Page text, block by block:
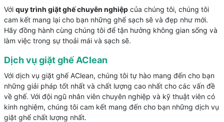
Với quy trình giặt ghế chuyên nghiệpcủa chúng tôi, chúng tôi
cam kết mang lại cho bạn những ghế sạch sẽ và đẹp như mới.
Hãy đồng hành cùng chúng tôi để tận hưởng không gian sống và
làm việc trong sự thoải mái và sạch sẽ.
Dịch vụ giặt ghế AClean
Với dịch vụ giặt ghế AClean, chúng tôi tự hào mang đến cho bạn
những giải pháp tốt nhất và chất lượng cao nhất cho các vấn đề
về ghế. Với đội ngũ nhân viên chuyên nghiệp và kỹ thuật viên có
kinh nghiệm, chúng tôi cam kết mang đến cho bạn những dịch vụ
giặt ghế chất lượng nhất.